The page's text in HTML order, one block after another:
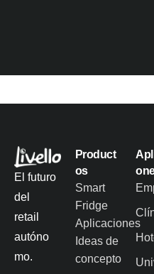
El futuro
del
retail
autóno
mo.
Product
os
Smart
Fridge
Aplicaciones
Ideas de
concepto